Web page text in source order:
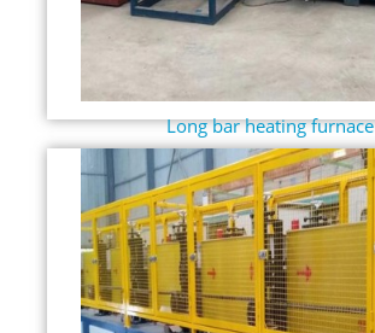
Long bar heating furnace